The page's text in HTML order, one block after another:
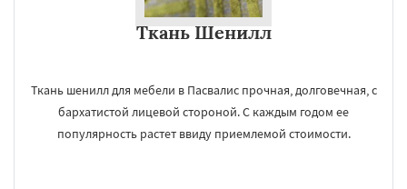
Ткань Шенилл
Ткань шенилл для мебели в Пасвалис прочная, долговечная, с
бархатистой лицевой стороной. С каждым годом ее
популярность растет ввиду приемлемой стоимости.